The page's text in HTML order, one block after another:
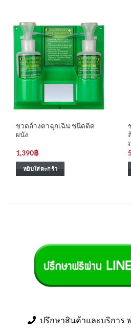
ขวดล้างตาฉุกเฉิน ชนิดติด
ผนัง
1,390฿
หยิบใส่ตะกร้า
ปรึกษาสินค้าและบริการ